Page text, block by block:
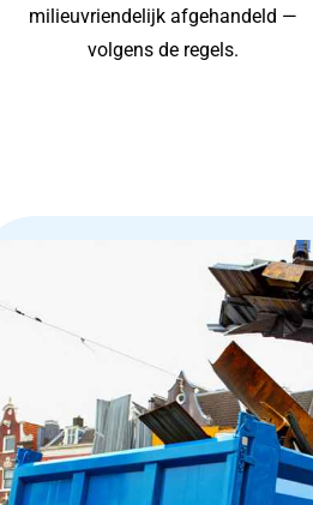
milieuvriendelijk afgehandeld —
volgens de regels.